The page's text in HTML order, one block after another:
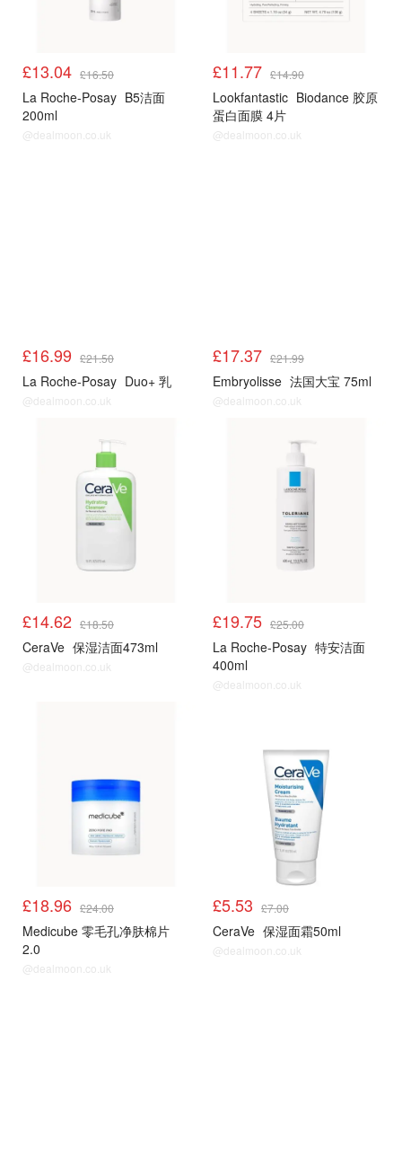
£13.04 £16.50
La Roche-Posay B5洁面
200ml
@dealmoon.co.uk
£11.77 £14.90
Lookfantastic Biodance 胶原
蛋白面膜 4片
@dealmoon.co.uk
£16.99 £21.50
La Roche-Posay Duo+ 乳
@dealmoon.co.uk
£17.37 £21.99
Embryolisse 法国大宝 75ml
@dealmoon.co.uk
£14.62 £18.50
CeraVe 保湿洁面473ml
@dealmoon.co.uk
£19.75 £25.00
La Roche-Posay 特安洁面
400ml
@dealmoon.co.uk
£18.96 £24.00
Medicube 零毛孔净肤棉片
2.0
@dealmoon.co.uk
£5.53 £7.00
CeraVe 保湿面霜50ml
@dealmoon.co.uk